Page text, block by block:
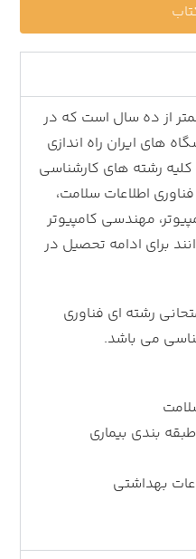
از ده سال است که در
های ایران راه اندازی
رشته های کارشناسی
اطلاعات سلامت،
مهندسی کامپیوتر
برای ادامه تحصیل در
رشته ای فناوری
می باشد.
بندی بیماری
بهداشتی